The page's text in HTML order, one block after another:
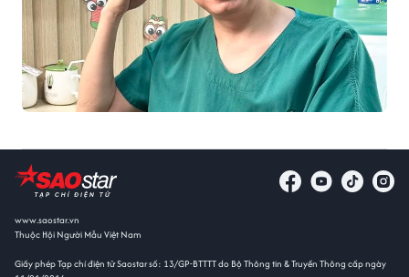
www.saostar.vn
Thuộc Hội Người Mẫu Việt Nam
Giấy phép Tạp chí điện tử Saostar số: 13/GP-BTTTT do Bộ Thông tin & Truyền Thông cấp ngày